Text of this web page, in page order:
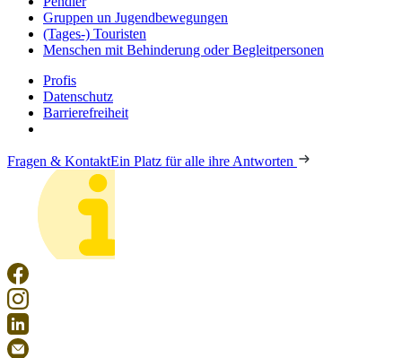
Gruppen un Jugendbewegungen
(Tages-) Touristen
Menschen mit Behinderung oder Begleitpersonen
Profis
Datenschutz
Barrierefreiheit
Fragen & KontaktEin Platz für alle ihre Antworten